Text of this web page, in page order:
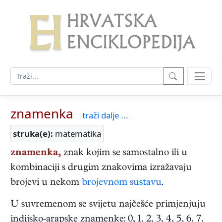
znamenka
traži dalje ...
struka(e): matematika
znamenka, znak kojim se samostalno ili u
kombinaciji s drugim znakovima izražavaju
brojevi u nekom brojevnom sustavu.
U suvremenom se svijetu najčešće primjenjuju
indijsko-arapske znamenke: 0, 1, 2, 3, 4, 5, 6, 7,